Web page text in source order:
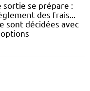
se prépare :
des frais...
sont décidées avec